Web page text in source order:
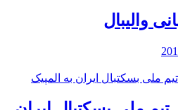
والیبال